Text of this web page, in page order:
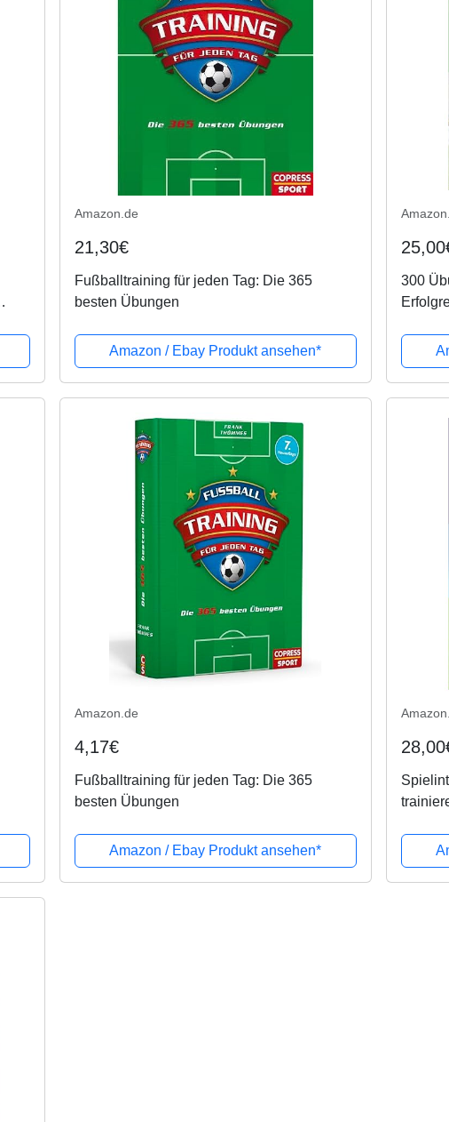
Amazon.de
21,30€
Fußballtraining für jeden Tag: Die 365
besten Übungen
Amazon / Ebay Produkt ansehen*
300
Amazon.de
4,17€
Fußballtraining für jeden Tag: Die 365
besten Übungen
Amazon / Ebay Produkt ansehen*